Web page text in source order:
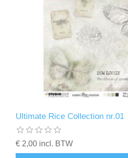
Ultimate Rice Collection nr.01
€ 2,00 incl. BTW